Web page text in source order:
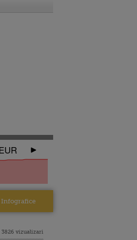
Infografice
3826 vizualizari